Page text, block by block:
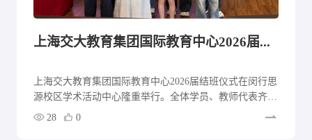
上海交大教育集团国际教育中心2026届结班仪式圆满举行
上海交大教育集团国际教育中心2026届结班仪式在闵行思
源校区学术活动中心隆重举行。全体学员、教师代表齐聚
现场，共同见证青春加冕，开启人生新程。
28 0